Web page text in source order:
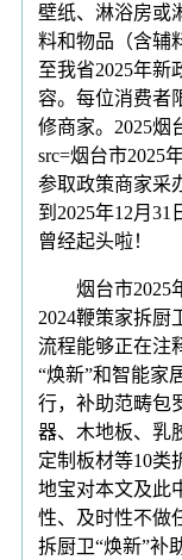
壁纸、淋浴房或
料和物品（含辅
至我省2025年新
容。每位消费者
修商家。2025烟
src=烟台市2025
参取政策商家采
到2025年12月31
曾经起头啦！
烟台市2025年
2024鞭策家拆厨
流程能够正在注
“焕新”和智能家
行，补助范畴包
器、木地板、乳
定制板材等10类
地宝对本文及此
性、及时性不做
拆厨卫“焕新”补